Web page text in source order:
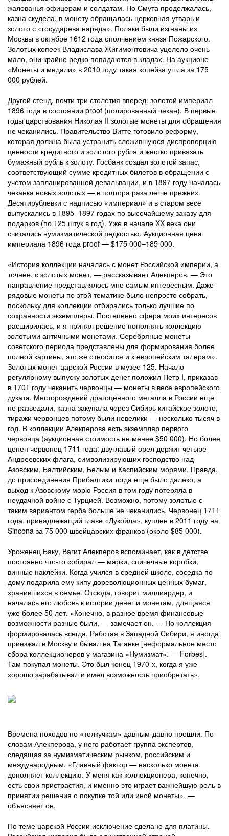
жалованья офицерам и солдатам. Но Смута продолжалась,
казна скудела, в монету обращалась церковная утварь и
золото с «государева наряда». Поляки были изгнаны из
Москвы в октябре 1612 года ополчением князя Пожарского.
Золотых копеек Владислава Жигимонтовича уцелело очень
мало, они крайне редко попадаются в кладах. На аукционе
«Монеты и медали» в 2010 году такая копейка ушла за 175
000 рублей.
Другой стенд, почти три столетия вперед: золотой империал
1896 года в состоянии proof (полированный чекан). В первые
годы царствования Николая II золотые монеты для обращения
не чеканились. Правительство Витте готовило реформу,
которая должна была устранить сложившуюся диспропорцию
ценности кредитного и золотого рубля и жестко привязать
бумажный рубль к золоту. Госбанк создал золотой запас,
соответствующий сумме кредитных билетов в обращении с
учетом запланированной девальвации, и в 1897 году началась
чеканка новых золотых — в полтора раза легче прежних.
Десятирублевки с надписью «империал» и в старом весе
выпускались в 1895–1897 годах по высочайшему заказу для
подарков (по 125 штук в год). Уже в начале XX века они
считались нумизматической редкостью. Аукционная цена
империала 1896 года proof — $175 000–185 000.
«История коллекции началась с монет Российской империи, а
точнее, с золотых монет, — рассказывает Алекперов. — Это
направление представлялось мне самым интересным. Даже
рядовые монеты по этой тематике было непросто собрать,
поскольку для коллекции отбирались только лучшие по
сохранности экземпляры. Постепенно сфера моих интересов
расширилась, и я принял решение пополнять коллекцию
золотыми античными монетами. Серебряные монеты
советского периода представлены для формирования более
полной картины, это же относится и к европейским талерам».
Золотых монет царской России в музее 125. Начало
регулярному выпуску золотых денег положил Петр I, приказав
в 1701 году чеканить червонцы — монеты в весе европейского
дуката. Месторождений драгоценного металла в России еще
не разведали, казна закупала через Сибирь китайское золото,
тиражи червонцев потому были невелики — несколько тысяч в
год. В коллекции Алекперова есть экземпляр первого
червонца (аукционная стоимость не менее $50 000). Но более
ценен червонец 1711 года: двуглавый орел держит четыре
Андреевских флага, символизирующих господство над
Азовским, Балтийским, Белым и Каспийским морями. Правда,
до присоединения Прибалтики тогда еще было далеко, а
выход к Азовскому морю Россия в том году потеряла в
неудачной войне с Турцией. Возможно, потому золотые с
таким вариантом герба больше не чеканились. Червонец 1711
года, принадлежащий главе «Лукойла», куплен в 2011 году на
Sincona за 75 000 швейцарских франков (около $85 000).
Уроженец Баку, Вагит Алекперов вспоминает, как в детстве
постоянно что-то собирал — марки, спичечные коробки,
винные наклейки. Когда учился в средней школе, соседка по
дому подарила ему кипу дореволюционных ценных бумаг,
хранившихся в семье. Отсюда, говорит миллиардер, и
началась его любовь к истории денег и монетам, длящаяся
уже более 50 лет. «Конечно, в разное время финансовые
возможности разные были, — замечает он. — Но коллекция
формировалась всегда. Работая в Западной Сибири, я иногда
приезжал в Москву и бывал на Таганке [неформальное место
сбора коллекционеров у магазина «Нумизмат». — Forbes].
Там покупал монеты. Это был конец 1970-х, когда я уже
хорошо зарабатывал и имел возможность приобретать».
Времена походов по «толкучкам» давным-давно прошли. По
словам Алекперова, у него работает группа экспертов,
следящая за нумизматическим рынком, российским и
международным. «Главный фактор — насколько монета
дополняет коллекцию. У меня как коллекционера, конечно,
есть свои пристрастия, и именно это играет важнейшую роль в
принятии решения о покупке той или иной монеты», —
объясняет он.
По теме царской России исключение сделано для платины.